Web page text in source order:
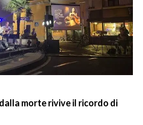
morte rivive il ricordo di